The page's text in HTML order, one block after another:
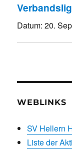
Datum:20.
WEBLINKS
SV Hellern
Liste der